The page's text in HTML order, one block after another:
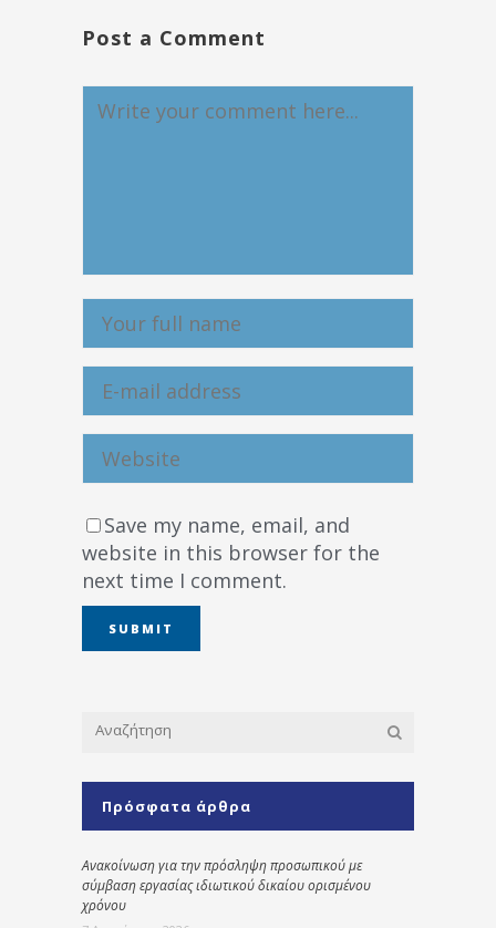
Post a Comment
Save my name, email, and
website in this browser for the
next time I comment.
Πρόσφατα άρθρα
Ανακοίνωση για την πρόσληψη προσωπικού με
σύμβαση εργασίας ιδιωτικού δικαίου ορισμένου
χρόνου